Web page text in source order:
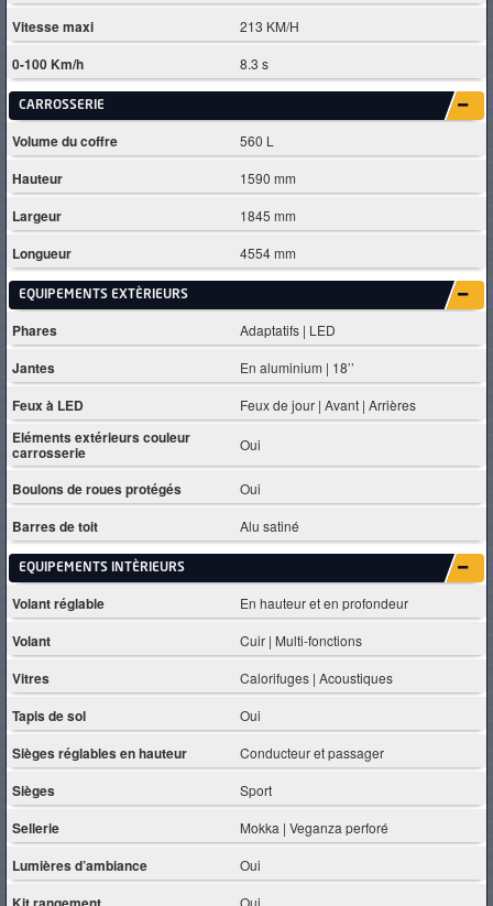
Vitesse maxi 213 KM/H
0-100 Km/h 8.3 s
CARROSSERIE
Volume du coffre 560 L
Hauteur 1590 mm
Largeur 1845 mm
Longueur 4554 mm
EQUIPEMENTS EXTÈRIEURS
Phares Adaptatifs | LED
Jantes En aluminium | 18’’
Feux à LED Feux de jour | Avant | Arrières
Eléments extérieurs couleur
carrosserie Oui
Boulons de roues protégés Oui
Barres de toit Alu satiné
EQUIPEMENTS INTÈRIEURS
Volant réglable En hauteur et en profondeur
Volant Cuir | Multi-fonctions
Vitres Calorifuges | Acoustiques
Tapis de sol Oui
Sièges réglables en hauteur Conducteur et passager
Sièges Sport
Sellerie Mokka | Veganza perforé
Lumières d’ambiance Oui
Oui